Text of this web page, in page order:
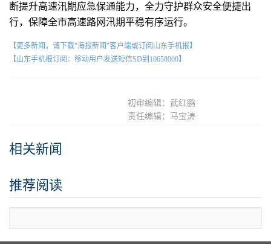
断提升高速汛期应急保通能力，全力守护群众安全便捷出
行，保障全市高速路网汛期平稳有序运行。
【更多新闻，请下载"海报新闻"客户端或订阅山东手机报】
【山东手机报订阅：移动用户发送短信SD到10658000】
初审编辑：武红鹏
责任编辑：马宝涛
相关新闻
推荐阅读
查看更多